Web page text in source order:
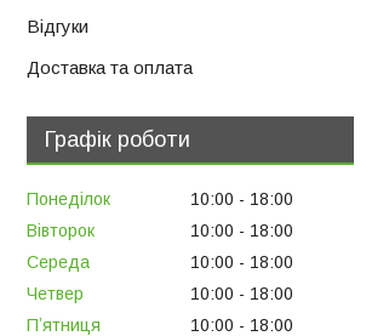
Відгуки
Доставка та оплата
Графік роботи
Понеділок 10:00
18:00
Вівторок
10:00
18:00
Середа
10:00
18:00
Четвер
10:00
18:00
Пʼятниця
10:00
18:00